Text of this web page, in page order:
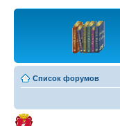
Список форумов